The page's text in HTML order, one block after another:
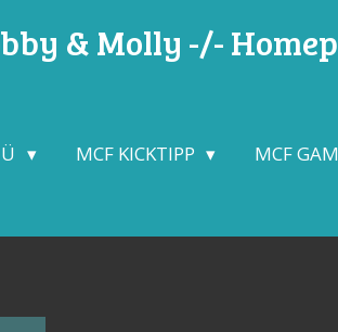
& Molly -/-
MCF KICKTIPP
MCF